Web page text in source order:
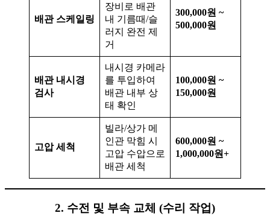
배관 스케일링
장비로 배관
내 기름때/슬
러지 완전 제
거
300,000원 ~
500,000원
배관 내시경
검사
내시경 카메라
를 투입하여
배관 내부 상
태 확인
100,000원 ~
150,000원
고압 세척
빌라/상가 메
인관 막힘 시
고압 수압으로
배관 세척
600,000원 ~
1,000,000원+
2. 수전 및 부속 교체 (수리 작업)